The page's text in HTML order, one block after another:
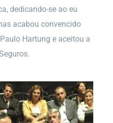
dedicando-se ao eu
acabou convencido
Hartung e aceitou a